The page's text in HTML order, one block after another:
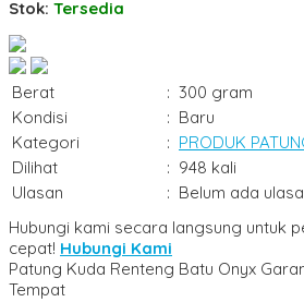
Stok: Tersedia
Berat : 300 gram
Kondisi
: Baru
Kategori
: PRODUK
Dilihat
: 948 kali
Ulasan
: Belum ada
Hubungi kami secara langsung untuk
cepat! Hubungi Kami
Patung Kuda Renteng Batu Onyx
Tempat